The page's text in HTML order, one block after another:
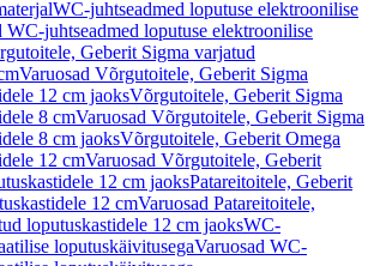
WC-juhtseadmed loputuse elektroonilise
WC-juhtseadmed loputuse elektroonilise
Geberit Sigma varjatud
Varuosad Võrgutoitele, Geberit Sigma
12 cm jaoksVõrgutoitele, Geberit Sigma
8 cmVaruosad Võrgutoitele, Geberit Sigma
8 cm jaoksVõrgutoitele, Geberit Omega
12 cmVaruosad Võrgutoitele, Geberit
12 cm jaoksPatareitoitele, Geberit
12 cmVaruosad Patareitoitele,
loputuskastidele 12 cm jaoksWC-
loputuskäivitusegaVaruosad WC-